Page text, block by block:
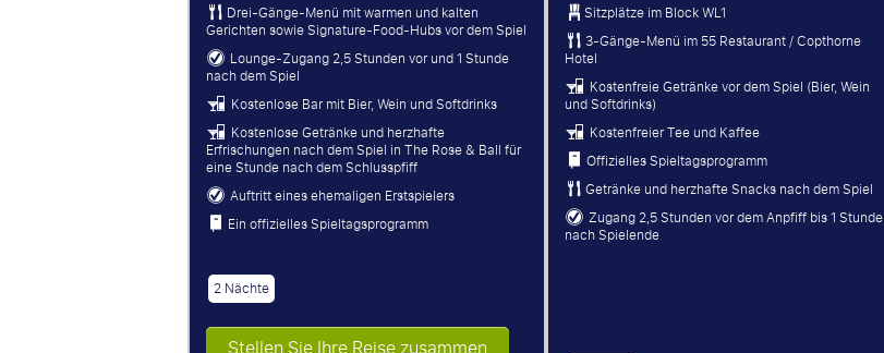
Drei-Gänge-Menü mit warmen und kalten
Gerichten sowie Signature-Food-Hubs vor dem Spiel
Lounge-Zugang 2,5 Stunden vor und 1 Stunde
nach dem Spiel
Kostenlose Bar mit Bier, Wein und Softdrinks
Kostenlose Getränke und herzhafte
Erfrischungen nach dem Spiel in The Rose & Ball für
eine Stunde nach dem Schlusspfiff
Auftritt eines ehemaligen Erstspielers
Ein offizielles Spieltagsprogramm
2 Nächte
Sitzplätze im Block WL1
3-Gänge-Menü im 55 Restaurant / Copthorne
Hotel
Kostenfreie Getränke vor dem Spiel (Bier, Wein
und Softdrinks)
Kostenfreier Tee und Kaffee
Offizielles Spieltagsprogramm
Getränke und herzhafte Snacks nach dem Spiel
Zugang 2,5 Stunden vor dem Anpfiff bis 1 Stunde
nach Spielende